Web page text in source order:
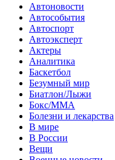
Автоновости
Автособытия
Автоспорт
Автоэксперт
Актеры
Аналитика
Баскетбол
Безумный мир
Биатлон/Лыжи
Бокс/MMA
Болезни и лекарства
В мире
В России
Вещи